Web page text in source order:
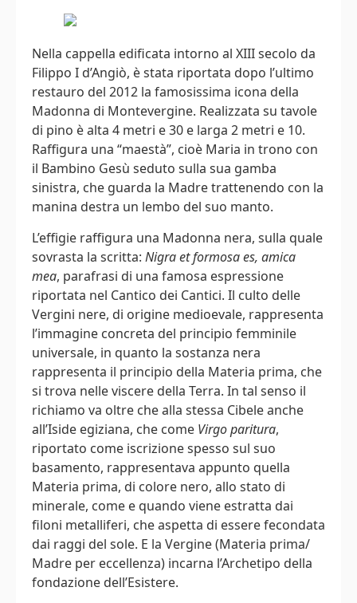
Nella cappella edificata intorno al XIII secolo da
Filippo I d’Angiò, è stata riportata dopo l’ultimo
restauro del 2012 la famosissima icona della
Madonna di Montevergine. Realizzata su tavole
di pino è alta 4 metri e 30 e larga 2 metri e 10.
Raffigura una “maestà”, cioè Maria in trono con
il Bambino Gesù seduto sulla sua gamba
sinistra, che guarda la Madre trattenendo con la
manina destra un lembo del suo manto.
L’effigie raffigura una Madonna nera, sulla quale
sovrasta la scritta: Nigra et formosa es, amica
mea, parafrasi di una famosa espressione
riportata nel Cantico dei Cantici. Il culto delle
Vergini nere, di origine medioevale, rappresenta
l’immagine concreta del principio femminile
universale, in quanto la sostanza nera
rappresenta il principio della Materia prima, che
si trova nelle viscere della Terra. In tal senso il
richiamo va oltre che alla stessa Cibele anche
all’Iside egiziana, che come Virgo paritura,
riportato come iscrizione spesso sul suo
basamento, rappresentava appunto quella
Materia prima, di colore nero, allo stato di
minerale, come e quando viene estratta dai
filoni metalliferi, che aspetta di essere fecondata
dai raggi del sole. E la Vergine (Materia prima/
Madre per eccellenza) incarna l’Archetipo della
fondazione dell’Esistere.